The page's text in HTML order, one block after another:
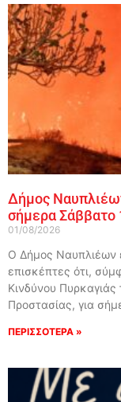
Δήμος
σήμερα Σάββατο
01/08/2026
Ο Δήμος Ναυπλιέων
επισκέπτες ότι,
Κινδύνου Πυρκαγιάς
Προστασίας, για
ΠΕΡΙΣΣΟΤΕΡΑ »